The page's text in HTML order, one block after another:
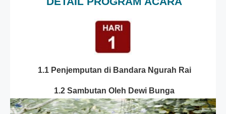
1.1 Penjemputan di Bandara Ngurah Rai
1.2 Sambutan Oleh Dewi Bunga